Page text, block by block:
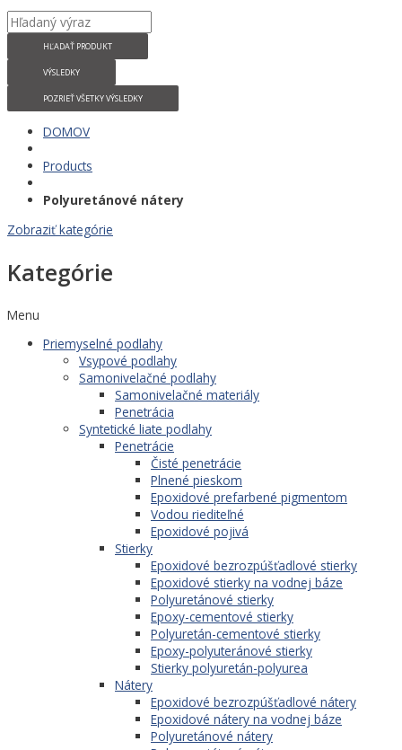
HĽADAŤ PRODUKT
VÝSLEDKY
POZRIEŤ VŠETKY VÝSLEDKY
DOMOV
Products
Polyuretánové nátery
Zobraziť kategórie
Kategórie
Menu
Priemyselné podlahy
Vsypové podlahy
Samonivelačné podlahy
Samonivelačné materiály
Penetrácia
Syntetické liate podlahy
Penetrácie
Čisté penetrácie
Plnené pieskom
Epoxidové prefarbené pigmentom
Vodou riediteľné
Epoxidové pojivá
Stierky
Epoxidové bezrozpúšťadlové stierky
Epoxidové stierky na vodnej báze
Polyuretánové stierky
Epoxy-cementové stierky
Polyuretán-cementové stierky
Epoxy-polyuteránové stierky
Stierky polyuretán-polyurea
Nátery
Epoxidové bezrozpúšťadlové nátery
Epoxidové nátery na vodnej báze
Polyuretánové nátery